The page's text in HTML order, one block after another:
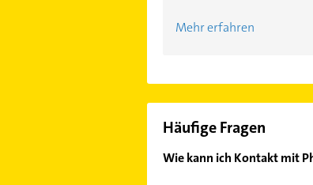
Mehr erfahren
Häufige Fragen
Wie kann ich Kontakt mit